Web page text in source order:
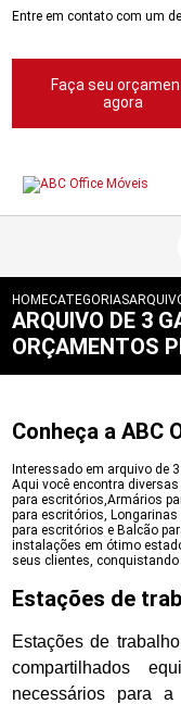
Entre em contato com um
Faça seu
agora
HOMECATEGORIAS
ARQUIVO DE 3
ORÇAMENTOS
Conheça a ABC
Interessado em arquivo de
Aqui você encontra
para escritórios,Armários
para escritórios, Longarinas
para escritórios e Balcão
instalações em ótimo
seus clientes,
Estações de
Estações de
compartilhados
necessários para a